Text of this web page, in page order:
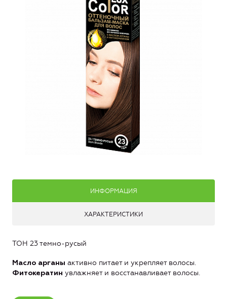
ИНФОРМАЦИЯ
ХАРАКТЕРИСТИКИ
ТОН 23 темно-русый
Масло арганы активно питает и укрепляет волосы.
Фитокератин увлажняет и восстанавливает волосы.